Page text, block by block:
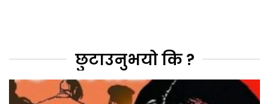
छुटाउनुभयो कि ?